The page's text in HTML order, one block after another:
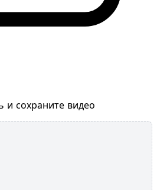
и сохраните видео